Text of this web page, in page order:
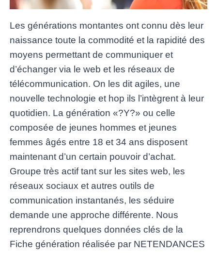
Les générations montantes ont connu dès leur
naissance toute la commodité et la rapidité des
moyens permettant de communiquer et
d’échanger via le web et les réseaux de
télécommunication. On les dit agiles, une
nouvelle technologie et hop ils l’intègrent à leur
quotidien. La génération «?Y?» ou celle
composée de jeunes hommes et jeunes
femmes âgés entre 18 et 34 ans disposent
maintenant d’un certain pouvoir d’achat.
Groupe très actif tant sur les sites web, les
réseaux sociaux et autres outils de
communication instantanés, les séduire
demande une approche différente. Nous
reprendrons quelques données clés de la
Fiche génération réalisée par NETENDANCES